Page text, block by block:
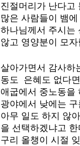
진절머리가 난다고
많은 사람들이 뱀
하나님께서 주시는
않고 영양분이 모
살아가면서 감사하
동도  은혜도 없다
애굽에서 중노동을
광야에서 낮에는
아무 일도 하지 않
을 선택하겠냐고
구리 올챙이 시절